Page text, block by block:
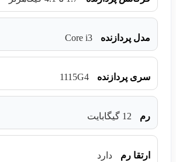
مدل پردازنده Core i3
سری پردازنده 1115G4
رم 12 گیگابایت
ارتقا رم دارد